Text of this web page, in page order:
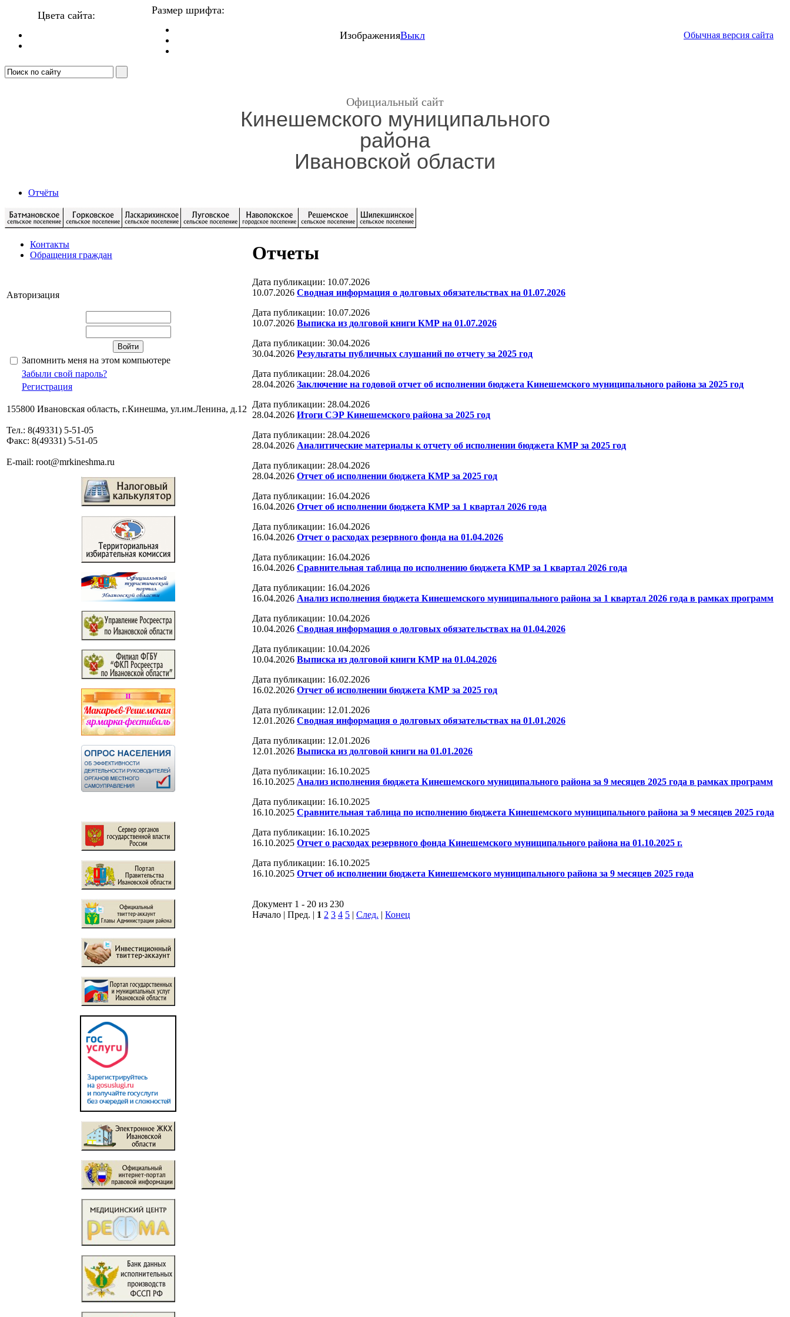
Цвета сайта: Размер шрифта:
ИзображенияВыкл Обычная версия сайта
Официальный сайт
Кинешемского муниципального
района
Ивановской области
Отчёты
Контакты
Обращения граждан
Авторизация
Запомнить меня на этом компьютере
Забыли свой пароль?
Регистрация
155800 Ивановская область, г.Кинешма, ул.им.Ленина, д.12
Тел.: 8(49331) 5-51-05
Факс: 8(49331) 5-51-05
E-mail: root@mrkineshma.ru
Отчеты
Дата публикации: 10.07.2026
10.07.2026 Сводная информация о долговых обязательствах на 01.07.2026
Дата публикации: 10.07.2026
10.07.2026 Выписка из долговой книги КМР на 01.07.2026
Дата публикации: 30.04.2026
30.04.2026 Результаты публичных слушаний по отчету за 2025 год
Дата публикации: 28.04.2026
28.04.2026 Заключение на годовой отчет об исполнении бюджета Кинешемского муниципального района за 2025 год
Дата публикации: 28.04.2026
28.04.2026 Итоги СЭР Кинешемского района за 2025 год
Дата публикации: 28.04.2026
28.04.2026 Аналитические материалы к отчету об исполнении бюджета КМР за 2025 год
Дата публикации: 28.04.2026
28.04.2026 Отчет об исполнении бюджета КМР за 2025 год
Дата публикации: 16.04.2026
16.04.2026 Отчет об исполнении бюджета КМР за 1 квартал 2026 года
Дата публикации: 16.04.2026
16.04.2026 Отчет о расходах резервного фонда на 01.04.2026
Дата публикации: 16.04.2026
16.04.2026 Сравнительная таблица по исполнению бюджета КМР за 1 квартал 2026 года
Дата публикации: 16.04.2026
16.04.2026 Анализ исполнения бюджета Кинешемского муниципального района за 1 квартал 2026 года в рамках программ
Дата публикации: 10.04.2026
10.04.2026 Сводная информация о долговых обязательствах на 01.04.2026
Дата публикации: 10.04.2026
10.04.2026 Выписка из долговой книги КМР на 01.04.2026
Дата публикации: 16.02.2026
16.02.2026 Отчет об исполнении бюджета КМР за 2025 год
Дата публикации: 12.01.2026
12.01.2026 Сводная информация о долговых обязательствах на 01.01.2026
Дата публикации: 12.01.2026
12.01.2026 Выписка из долговой книги на 01.01.2026
Дата публикации: 16.10.2025
16.10.2025 Анализ исполнения бюджета Кинешемского муниципального района за 9 месяцев 2025 года в рамках программ
Дата публикации: 16.10.2025
16.10.2025 Сравнительная таблица по исполнению бюджета Кинешемского муниципального района за 9 месяцев 2025 года
Дата публикации: 16.10.2025
16.10.2025 Отчет о расходах резервного фонда Кинешемского муниципального района на 01.10.2025 г.
Дата публикации: 16.10.2025
16.10.2025 Отчет об исполнении бюджета Кинешемского муниципального района за 9 месяцев 2025 года
Документ 1 - 20 из 230
Начало | Пред. | 1 2 3 4 5 | След. | Конец